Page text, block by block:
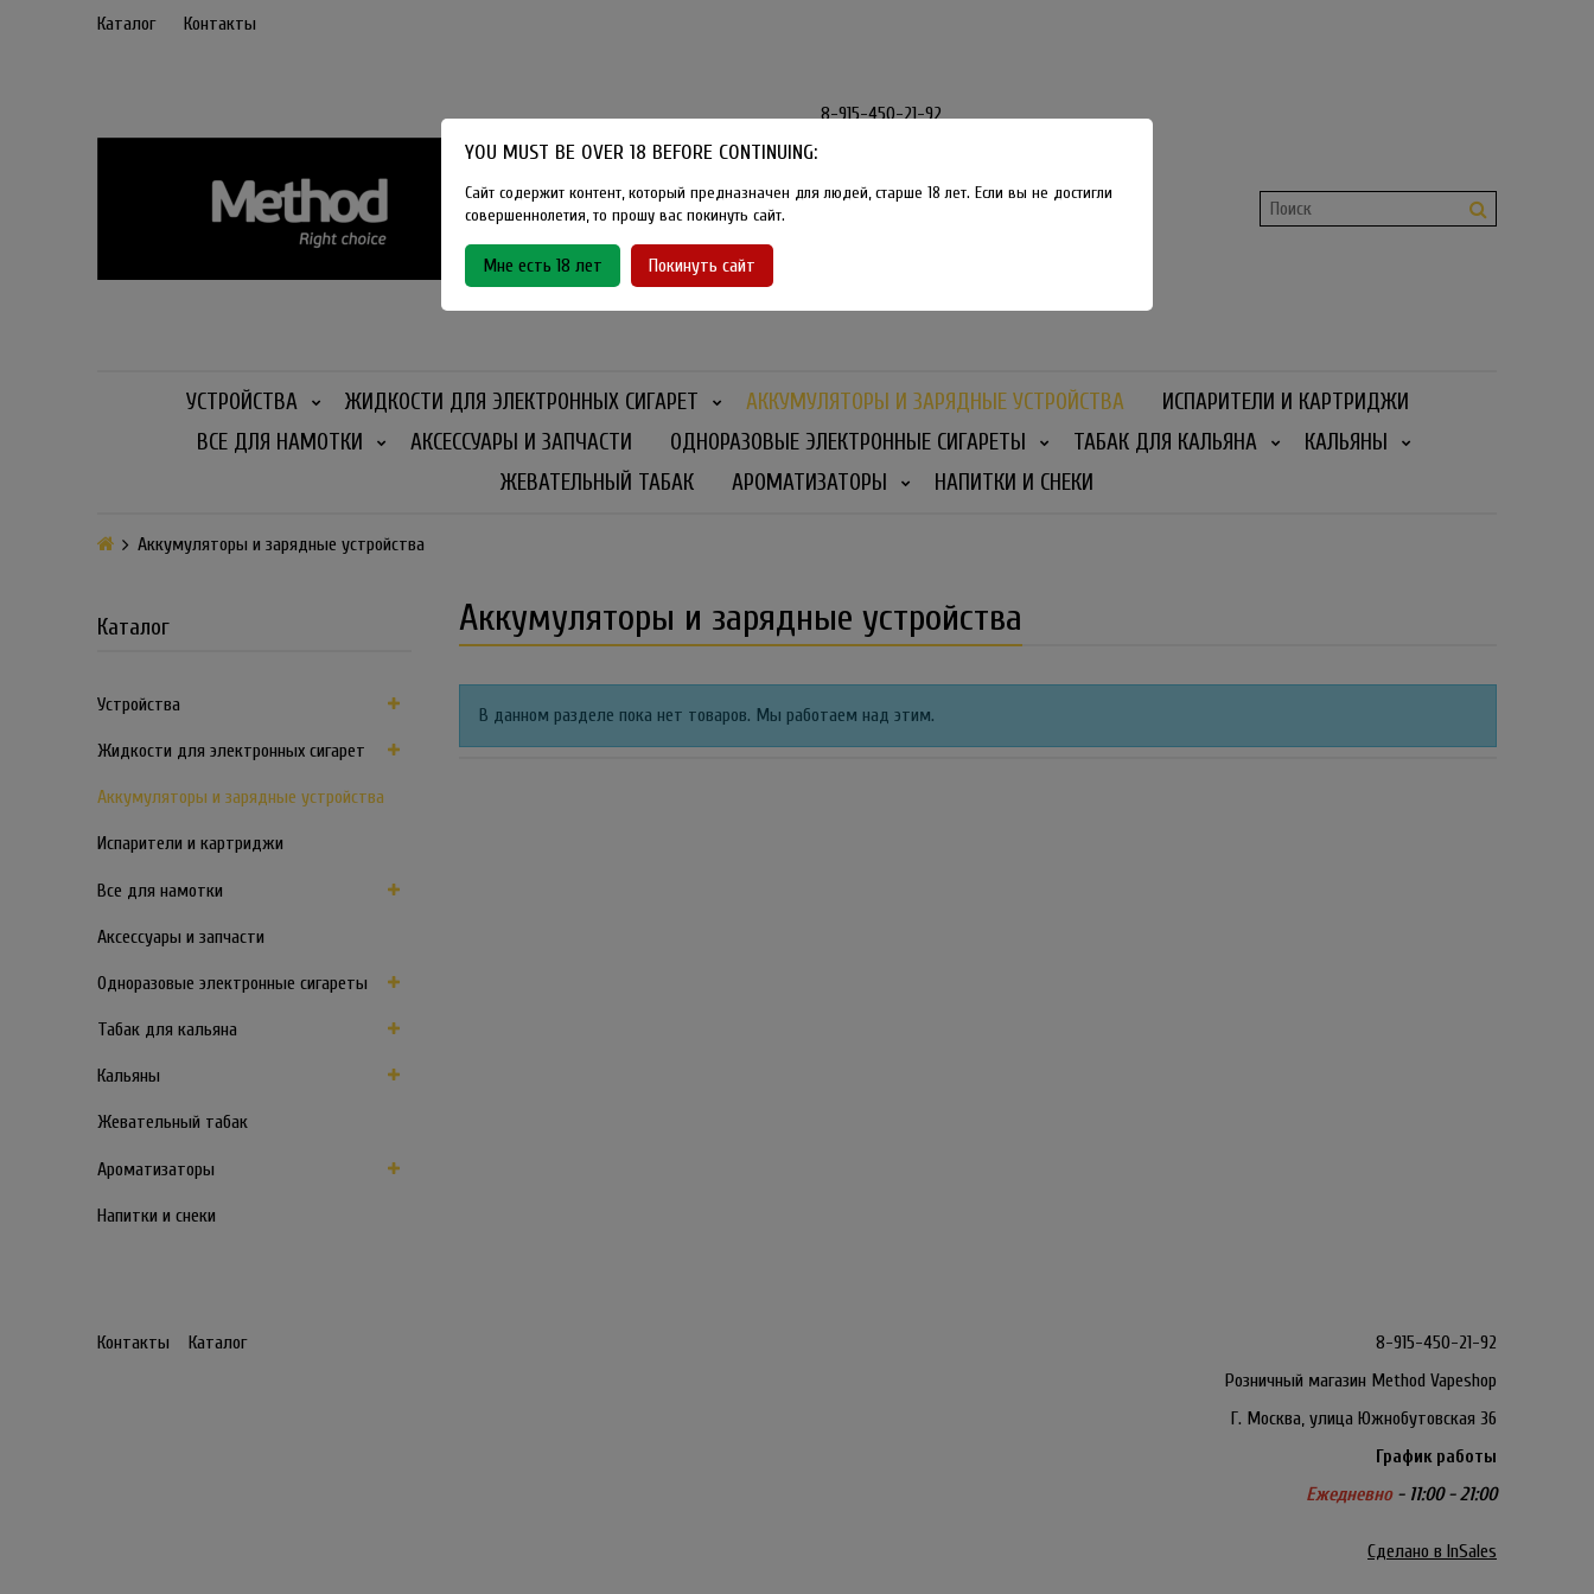
Каталог Контакты
8-915-450-21-92
Г. Москва, улица Южнобутовская 36
УСТРОЙСТВА ЖИДКОСТИ ДЛЯ ЭЛЕКТРОННЫХ СИГАРЕТ АККУМУЛЯТОРЫ И ЗАРЯДНЫЕ УСТРОЙСТВА
ИСПАРИТЕЛИ И КАРТРИДЖИ
ВСЕ ДЛЯ НАМОТКИ
АКСЕССУАРЫ И ЗАПЧАСТИ ОДНОРАЗОВЫЕ ЭЛЕКТРОННЫЕ СИГАРЕТЫ ТАБАК ДЛЯ КАЛЬЯНА
КАЛЬЯНЫ
ЖЕВАТЕЛЬНЫЙ ТАБАК
АРОМАТИЗАТОРЫ НАПИТКИ И СНЕКИ
Аккумуляторы и зарядные устройства
Каталог
Устройства
Жидкости для электронных сигарет
Аккумуляторы и зарядные устройства
Испарители и картриджи
Все для намотки
Аксессуары и запчасти
Одноразовые электронные сигареты
Табак для кальяна
Кальяны
Жевательный табак
Ароматизаторы
Напитки и снеки
Аккумуляторы и зарядные устройства
В данном разделе пока нет товаров. Мы работаем над этим.
Контакты Каталог
8-915-450-21-92
Розничный магазин Method Vapeshop
Г. Москва, улица Южнобутовская 36
График работы
Ежедневно- 11:00 - 21:00
Сделано в InSales
YOU MUST BE OVER 18 BEFORE CONTINUING:
Сайт содержит контент, который предназначен для людей, старше 18 лет. Если вы не достигли
совершеннолетия, то прошу вас покинуть сайт.
Мне есть 18 лет Покинуть сайт